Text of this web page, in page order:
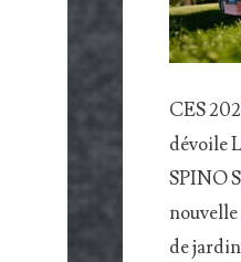
CES
dévoile
SPINO
de